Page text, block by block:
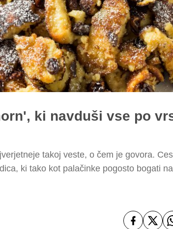
ki navduši vse po
takoj veste, o čem je govora.
ki tako kot palačinke pogosto bogati